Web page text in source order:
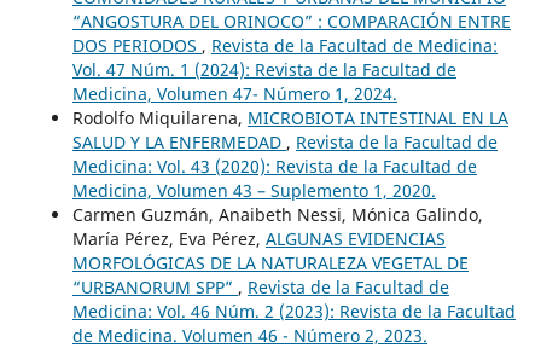
“ANGOSTURA DEL ORINOCO” : COMPARACIÓN ENTRE
DOS PERIODOS , Revista de la Facultad de Medicina:
Vol. 47 Núm. 1 (2024): Revista de la Facultad de
Medicina, Volumen 47- Número 1, 2024.
Rodolfo Miquilarena, MICROBIOTA INTESTINAL EN LA
SALUD Y LA ENFERMEDAD , Revista de la Facultad de
Medicina: Vol. 43 (2020): Revista de la Facultad de
Medicina, Volumen 43 – Suplemento 1, 2020.
Carmen Guzmán, Anaibeth Nessi, Mónica Galindo,
María Pérez, Eva Pérez, ALGUNAS EVIDENCIAS
MORFOLÓGICAS DE LA NATURALEZA VEGETAL DE
“URBANORUM SPP” , Revista de la Facultad de
Medicina: Vol. 46 Núm. 2 (2023): Revista de la Facultad
de Medicina. Volumen 46 - Número 2, 2023.